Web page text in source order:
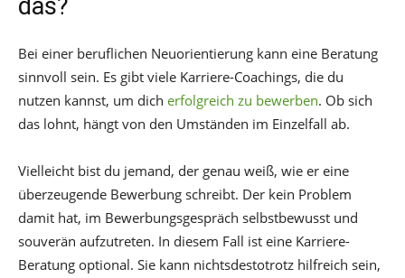
das?
Bei einer beruflichen Neuorientierung kann eine Beratung
sinnvoll sein. Es gibt viele Karriere-Coachings, die du
nutzen kannst, um dich erfolgreich zu bewerben. Ob sich
das lohnt, hängt von den Umständen im Einzelfall ab.
Vielleicht bist du jemand, der genau weiß, wie er eine
überzeugende Bewerbung schreibt. Der kein Problem
damit hat, im Bewerbungsgespräch selbstbewusst und
souverän aufzutreten. In diesem Fall ist eine Karriere-
Beratung optional. Sie kann nichtsdestotrotz hilfreich sein,